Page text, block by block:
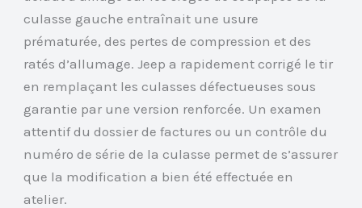
culasse gauche entraînait une usure
prématurée, des pertes de compression et des
ratés d’allumage. Jeep a rapidement corrigé le tir
en remplaçant les culasses défectueuses sous
garantie par une version renforcée. Un examen
attentif du dossier de factures ou un contrôle du
numéro de série de la culasse permet de s’assurer
que la modification a bien été effectuée en
atelier.